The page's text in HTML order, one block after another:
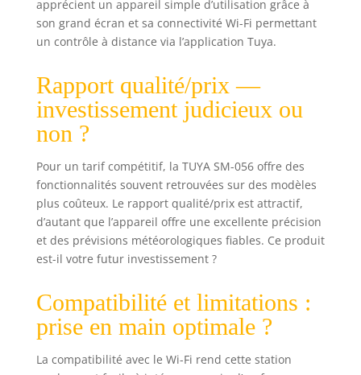
suite] - Mesure température
intérieure avec indice de confort,
Mesures températures mini &
en °C ou °F, Mesure taux humidité
: 1% à 99%RH, Mesures
températures intérieures : -10 à
Enregistrement des températures
et humidités intérieure/extérieure.
[Contenu & garantie] - Station
météo x1, Adaptateur secteur x1,
Sonde termpérature extérieure x1,
Notice d’utilisation x1 Sa durée de
garantie est de 2 ans. Support
apprécient un appareil simple d’utilisation grâce à
son grand écran et sa connectivité Wi-Fi permettant
un contrôle à distance via l’application Tuya.
Rapport qualité/prix —
investissement judicieux ou
non ?
Pour un tarif compétitif, la TUYA SM-056 offre des
fonctionnalités souvent retrouvées sur des modèles
plus coûteux. Le rapport qualité/prix est attractif,
d’autant que l’appareil offre une excellente précision
et des prévisions météorologiques fiables. Ce produit
est-il votre futur investissement ?
Compatibilité et limitations :
prise en main optimale ?
La compatibilité avec le Wi-Fi rend cette station